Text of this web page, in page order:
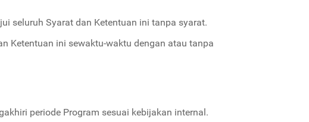
seluruh Syarat dan Ketentuan ini tanpa syarat.
Ketentuan ini sewaktu-waktu dengan atau tanpa
periode Program sesuai kebijakan internal.